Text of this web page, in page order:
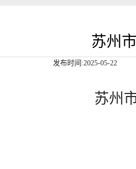
苏州
发布时间:2025-05-22
苏州